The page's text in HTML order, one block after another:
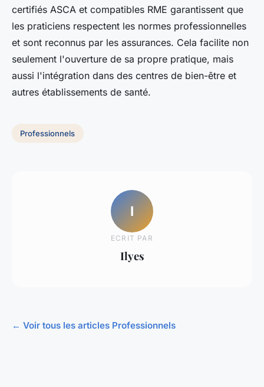
certifiés ASCA et compatibles RME garantissent que
les praticiens respectent les normes professionnelles
et sont reconnus par les assurances. Cela facilite non
seulement l'ouverture de sa propre pratique, mais
aussi l'intégration dans des centres de bien-être et
autres établissements de santé.
Professionnels
I
ECRIT PAR
Ilyes
← Voir tous les articles Professionnels